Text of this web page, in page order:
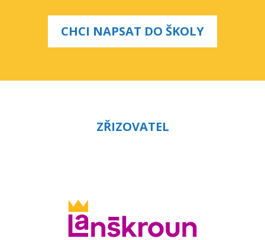
CHCI NAPSAT DO ŠKOLY
ZŘIZOVATEL